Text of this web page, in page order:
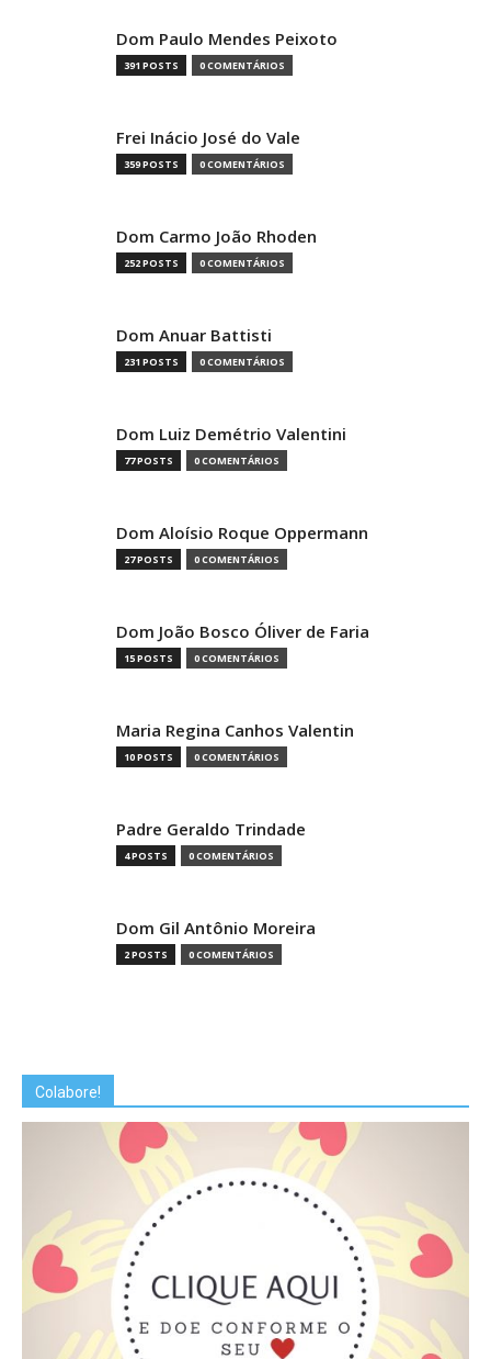
Dom Paulo Mendes Peixoto
391 POSTS 0 COMENTÁRIOS
Frei Inácio José do Vale
359 POSTS 0 COMENTÁRIOS
Dom Carmo João Rhoden
252 POSTS 0 COMENTÁRIOS
Dom Anuar Battisti
231 POSTS 0 COMENTÁRIOS
Dom Luiz Demétrio Valentini
77 POSTS 0 COMENTÁRIOS
Dom Aloísio Roque Oppermann
27 POSTS 0 COMENTÁRIOS
Dom João Bosco Óliver de Faria
15 POSTS 0 COMENTÁRIOS
Maria Regina Canhos Valentin
10 POSTS 0 COMENTÁRIOS
Padre Geraldo Trindade
4 POSTS 0 COMENTÁRIOS
Dom Gil Antônio Moreira
2 POSTS 0 COMENTÁRIOS
Colabore!